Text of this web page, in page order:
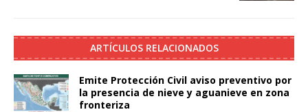
ARTÍCULOS RELACIONADOS
Emite Protección Civil aviso preventivo por
la presencia de nieve y aguanieve en zona
fronteriza